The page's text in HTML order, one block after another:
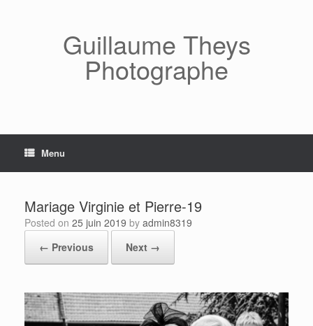
Guillaume Theys
Photographe
Menu
Mariage Virginie et Pierre-19
Posted on 25 juin 2019 by admin8319
← Previous
Next →